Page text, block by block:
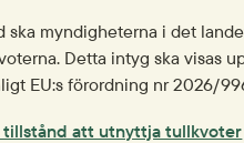
ska myndigheterna i det
Detta intyg ska visas
EU:s förordning nr 2026/
tillstånd att utnyttja tullkvoter